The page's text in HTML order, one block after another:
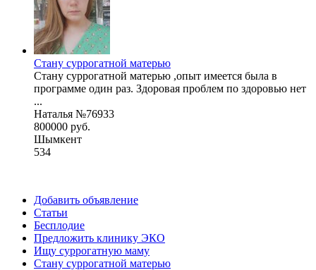
Стану суррогатной матерью
Стану суррогатной матерью ,опыт имеется была в
программе один раз. Здоровая проблем по здоровью нет
...
Наталья №76933
800000 руб.
Шымкент
534
Добавить объявление
Статьи
Бесплодие
Предложить клинику ЭКО
Ищу суррогатную маму
Стану суррогатной матерью